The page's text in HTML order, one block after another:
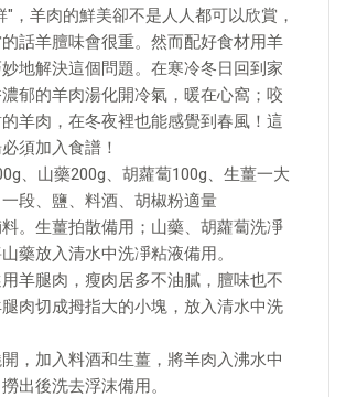
"，羊肉的鮮美卻不是人人都可以欣賞，
話羊膻味會很重。然而配好食材用羊
地解決這個問題。在寒冷冬日回到家
郁的羊肉湯化開冷氣，暖在心窩；咬
羊肉，在冬夜裡也能感覺到春風！這
須加入食譜！
、山藥200g、胡蘿蔔100g、生薑一大
段、鹽、料酒、胡椒粉適量
。生薑拍散備用；山藥、胡蘿蔔洗凈
藥放入清水中洗凈粘液備用。
羊腿肉，瘦肉居多不油膩，膻味也不
肉切成拇指大的小塊，放入清水中洗
，加入料酒和生薑，將羊肉入沸水中
出後洗去浮沫備用。